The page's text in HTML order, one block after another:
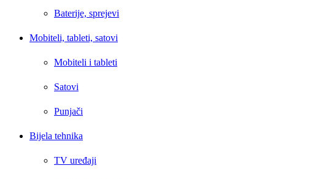
Baterije, sprejevi
Mobiteli, tableti, satovi
Mobiteli i tableti
Satovi
Punjači
Bijela tehnika
TV uređaji